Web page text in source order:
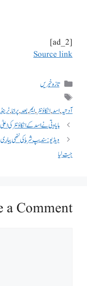
[ad_2]
Source link
تازہ خبریں
آدتیہ,اسد,انکاؤنٹر,ایم,بعد,پرانا,ٹرینڈ
مایاوتی نے اسد کے انکاؤنٹر کی
ویڈیو: سندیپ شرما کی ننھی
جیت لیا
a Comment